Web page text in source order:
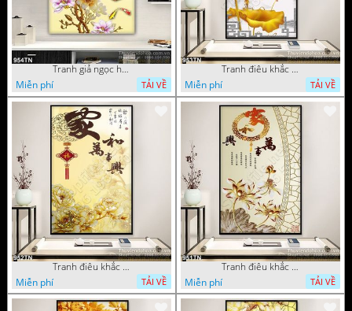
Tranh giả ngọc hoa mẫu trang trí
Miễn phí
TẢI VỀ
Tranh điêu khắc hoa mẫu đơn trang trí
Miễn phí
TẢI VỀ
Tranh điêu khắc gỗ hoa mẫu đơn trang trí
Miễn phí
TẢI VỀ
Tranh điêu khắc hoa sen thư pháp
Miễn phí
TẢI VỀ